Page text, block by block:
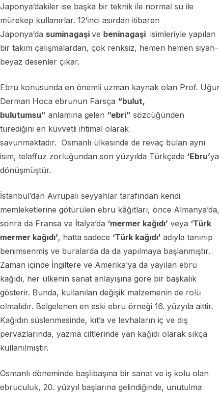
Japonya’dakiler ise başka bir teknik ile normal su ile
mürekep kullanırlar. 12’inci asırdan itibaren
Japonya’da suminagaşi ve beninagaşi isimleriyle yapılan
bir takım çalışmalardan, çok renksiz, hemen hemen siyah-
beyaz desenler çıkar.
Ebru konusunda en önemli uzman kaynak olan Prof. Uğur
Derman Hoca ebrunun Farsça “bulut,
bulutumsu” anlamına gelen “ebri” sözcüğünden
türediğini en kuvvetli ihtimal olarak
savunmaktadır. Osmanlı ülkesinde de revaç bulan aynı
isim, telaffuz zorluğundan son yüzyılda Türkçede ‘Ebru’ya
dönüşmüştür.
İstanbul’dan Avrupalı seyyahlar tarafından kendi
memleketlerine götürülen ebru kâğıtları, önce Almanya’da,
sonra da Fransa ve İtalya’da ‘mermer kağıdı’ veya ‘Türk
mermer kağıdı’, hatta sadece ‘Türk kağıdı’ adıyla tanınıp
benimsenmiş ve buralarda da da yapılmaya başlanmıştır.
Zaman içinde İngiltere ve Amerika’ya da yayılan ebru
kağıdı, her ülkenin sanat anlayışına göre bir başkalık
gösterir. Bunda, kullanılan değişik malzemenin de rolü
olmalıdır. Belgelenen en eski ebru örneği 16. yüzyıla aittir.
Kağıdın süslenmesinde, kıt’a ve levhaların iç ve dış
pervazlarında, yazma ciltlerinde yan kağıdı olarak sıkça
kullanılmıştır.
Osmanlı döneminde başlıbaşına bir sanat ve iş kolu olan
ebruculuk, 20. yüzyıl başlarına gelindiğinde, unutulma